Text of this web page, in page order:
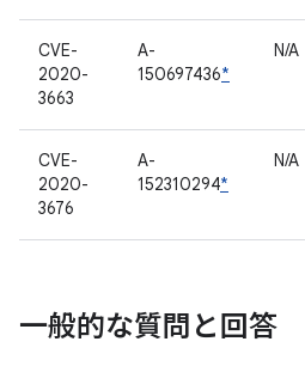
CVE-
2020-
3663
A-
150697436*
N/A
CVE-
2020-
3676
A-
152310294*
N/A
一般的な質問と回答